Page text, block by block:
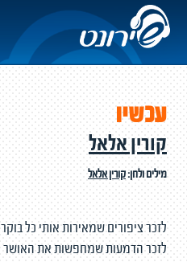
עכשיו
קורין אלאל
מילים ולחן:קורין אלאל
לזכר ציפורים שמאירות אותי כל בוקר
לזכר הדמעות שמחפשות את האושר